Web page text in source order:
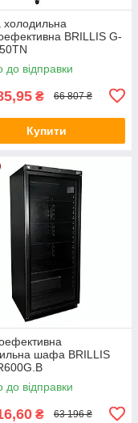
BRILLIS G-
до відправки
₴ 66 807 ₴
Купити
шафа BRILLIS
до відправки
₴ 63 196 ₴